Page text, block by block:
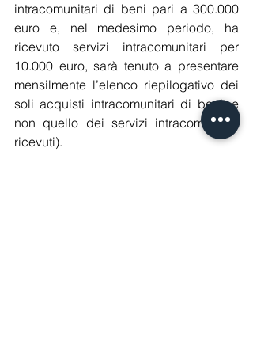
intracomunitari di beni pari a 300.000
euro e, nel medesimo periodo, ha
ricevuto servizi intracomunitari per
10.000 euro, sarà tenuto a presentare
mensilmente l’elenco riepilogativo dei
soli acquisti intracomunitari di beni, e
non quello dei servizi intracomunitari
ricevuti).